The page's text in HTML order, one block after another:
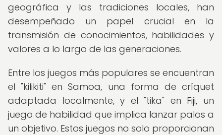
geográfica y las tradiciones locales, han
desempeñado un papel crucial en la
transmisión de conocimientos, habilidades y
valores a lo largo de las generaciones.
Entre los juegos más populares se encuentran
el "kilikiti" en Samoa, una forma de críquet
adaptada localmente, y el "tika" en Fiji, un
juego de habilidad que implica lanzar palos a
un objetivo. Estos juegos no solo proporcionan